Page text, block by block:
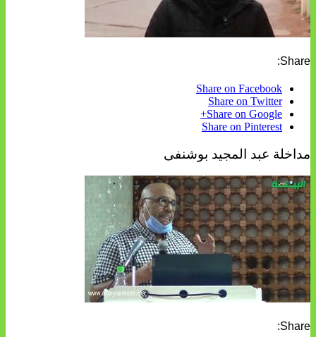
Share:
Share on Facebook
Share on Twitter
Share on Google+
Share on Pinterest
مداخلة عبد المجيد بوشنفى
Share: